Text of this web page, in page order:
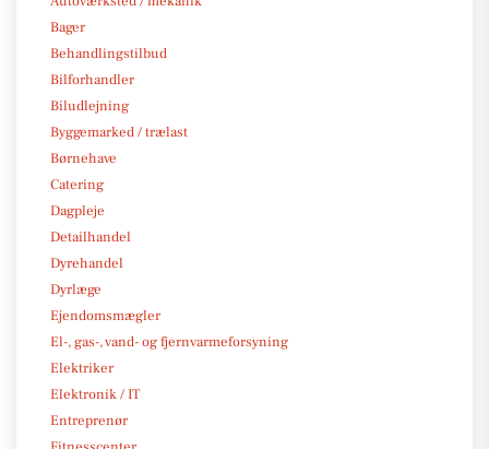
Bager
Behandlingstilbud
Bilforhandler
Biludlejning
Byggemarked / trælast
Børnehave
Catering
Dagpleje
Detailhandel
Dyrehandel
Dyrlæge
Ejendomsmægler
El-, gas-, vand- og fjernvarmeforsyning
Elektriker
Elektronik / IT
Entreprenør